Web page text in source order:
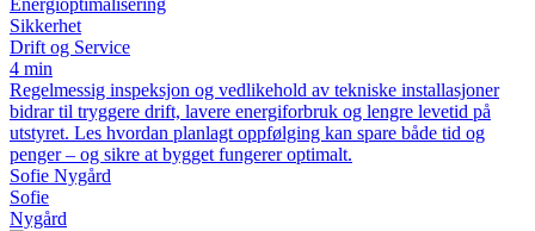
Energioptimalisering
Sikkerhet
Drift og Service
4 min
Regelmessig inspeksjon og vedlikehold av tekniske installasjoner
bidrar til tryggere drift, lavere energiforbruk og lengre levetid på
utstyret. Les hvordan planlagt oppfølging kan spare både tid og
penger – og sikre at bygget fungerer optimalt.
Sofie Nygård
Sofie
Nygård